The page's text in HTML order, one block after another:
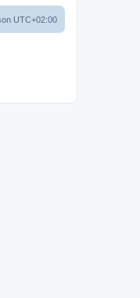
UTC+02:00